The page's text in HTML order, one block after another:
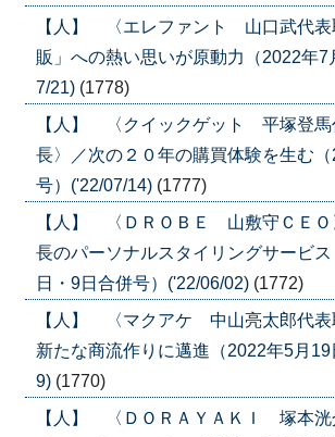
【人】 〈エレファント 山口武代表
販」への熱い思いが原動力（2022年7
7/21) (1778)
【人】 〈クイックゲット 平塚登馬
長〉／次の２０年の購買体験を生む（
号）('22/07/14) (1777)
【人】 〈ＤＲＯＢＥ 山敷守ＣＥＯ
長のパーソナルスタイリングサービ
日・9日合併号）('22/06/02) (1772)
【人】 〈マクアケ 中山亮太郎代表
新たな商流作りに邁進（2022年5月19
9) (1770)
【人】 〈ＤＯＲＡＹＡＫＩ 塚本洸